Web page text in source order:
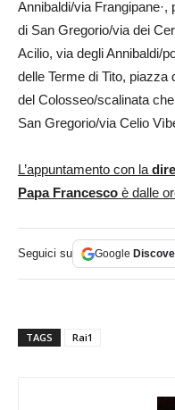
Annibaldi/via
di San Gregorio/via dei
Acilio, via degli Annibaldi/
delle Terme di Tito,
del Colosseo/scalinata
San Gregorio/via Celio
L’appuntamento con la
Papa Francesco è dalle
Seguici su Google
TAGS Rai1